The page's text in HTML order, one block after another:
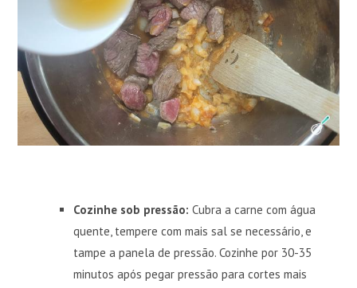
Cozinhe sob pressão: Cubra a carne com água
quente, tempere com mais sal se necessário, e
tampe a panela de pressão. Cozinhe por 30-35
minutos após pegar pressão para cortes mais